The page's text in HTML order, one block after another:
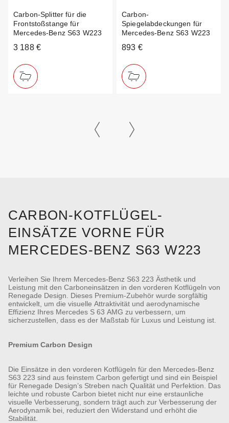
Carbon-Splitter für die
Frontstoßstange für
Mercedes-Benz S63 W223
3 188 €
Carbon-
Spiegelabdeckungen für
Mercedes-Benz S63 W223
893 €
CARBON-KOTFLÜGEL-
EINSÄTZE VORNE FÜR
MERCEDES-BENZ S63 W223
Verleihen Sie Ihrem Mercedes-Benz S63 223 Ästhetik und
Leistung mit den Carboneinsätzen in den vorderen Kotflügeln von
Renegade Design. Dieses Premium-Zubehör wurde sorgfältig
entwickelt, um die visuelle Attraktivität und aerodynamische
Effizienz Ihres Mercedes S 63 AMG zu verbessern, um
sicherzustellen, dass es der Maßstab für Luxus und Leistung ist.
Premium Carbon Design
Die Einsätze in den vorderen Kotflügeln für den Mercedes-Benz
S63 223 sind aus feinstem Carbon gefertigt und sind ein Beispiel
für Renegade Design’s Streben nach Qualität und Perfektion. Das
leichte und robuste Carbon bietet nicht nur eine erstaunliche
visuelle Verbesserung, sondern trägt auch zur Verbesserung der
Aerodynamik bei, reduziert den Widerstand und erhöht die
Stabilität.